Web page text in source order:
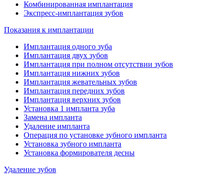
Комбинированная имплантация
Экспресс-имплантация зубов
Показания к имплантации
Имплантация одного зуба
Имплантация двух зубов
Имплантация при полном отсутствии зубов
Имплантация нижних зубов
Имплантация жевательных зубов
Имплантация передних зубов
Имплантация верхних зубов
Установка 1 импланта зуба
Замена импланта
Удаление импланта
Операция по установке зубного импланта
Установка зубного импланта
Установка формирователя десны
Удаление зубов